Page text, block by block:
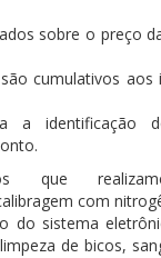
sobre o preço
cumulativos
a identificação
que
com
do sistema
de bicos,